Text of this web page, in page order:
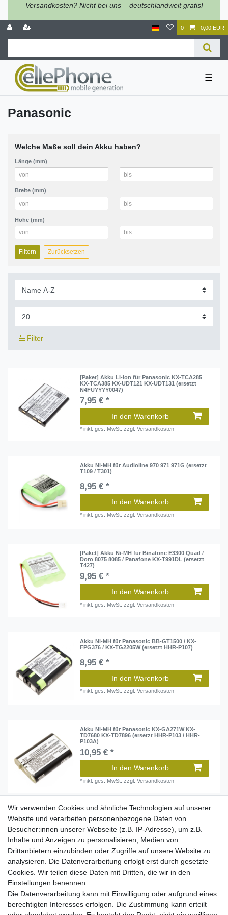
Versandkosten? Nicht bei uns – deutschlandweit gratis!
0 0,00 EUR
☰
Panasonic
Welche Maße soll dein Akku haben?
Länge (mm)
–
Breite (mm)
–
Höhe (mm)
–
Filtern Zurücksetzen
Filter
[Paket] Akku Li-Ion für Panasonic KX-TCA285
KX-TCA385 KX-UDT121 KX-UDT131 (ersetzt
N4FUYYYY0047)
7,95 € *
In den Warenkorb
*inkl. ges. MwSt. zzgl.Versandkosten
Akku Ni-MH für Audioline 970 971 971G (ersetzt
T109 / T301)
8,95 € *
In den Warenkorb
*inkl. ges. MwSt. zzgl.Versandkosten
[Paket] Akku Ni-MH für Binatone E3300 Quad /
Doro 8075 8085 / Panafone KX-T991DL (ersetzt
T427)
9,95 € *
In den Warenkorb
*inkl. ges. MwSt. zzgl.Versandkosten
Akku Ni-MH für Panasonic BB-GT1500 / KX-
FPG376 / KX-TG2205W (ersetzt HHR-P107)
8,95 € *
In den Warenkorb
*inkl. ges. MwSt. zzgl.Versandkosten
Akku Ni-MH für Panasonic KX-GA271W KX-
TD7680 KX-TD7896 (ersetzt HHR-P103 / HHR-
P103A)
10,95 € *
In den Warenkorb
*inkl. ges. MwSt. zzgl.Versandkosten
Akku Ni-MH für Panasonic KX-T9100 T9150
T9200 T9220 T9250 (ersetzt KX-A45) - 2000mAh /
4,8V
18,95 € *
In den Warenkorb
inkl. ges. MwSt. zzgl. Versandkosten
Akku Ni-MH für Panasonic KX-TG6433M (ersetzt
HHR-4DPA)
Wir verwenden Cookies und ähnliche Technologien auf unserer
Website und verarbeiten personenbezogene Daten von
Besucher:innen unserer Webseite (z.B. IP-Adresse), um z.B.
Inhalte und Anzeigen zu personalisieren, Medien von
Drittanbietern einzubinden oder Zugriffe auf unsere Website zu
analysieren. Die Datenverarbeitung erfolgt erst durch gesetzte
Cookies. Wir teilen diese Daten mit Dritten, die wir in den
Einstellungen benennen.
Die Datenverarbeitung kann mit Einwilligung oder aufgrund eines
berechtigten Interesses erfolgen. Die Zustimmung kann erteilt